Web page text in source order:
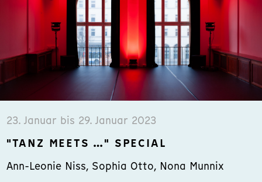
23. Januar bis 29. Januar 2023
"TANZ MEETS …" SPECIAL
Ann-Leonie Niss, Sophia Otto, Nona Munnix